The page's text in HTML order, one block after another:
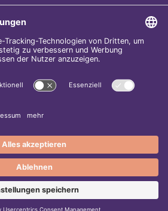
®bietet als Weiterentwicklung der
Alters eine moderne Verhütungsmethode
Spirale in die Gebärmutterhöhle
für einen langfristigen und sicheren
Seite gehört zu den
besten Surftipps im Web-
Adressbuch!